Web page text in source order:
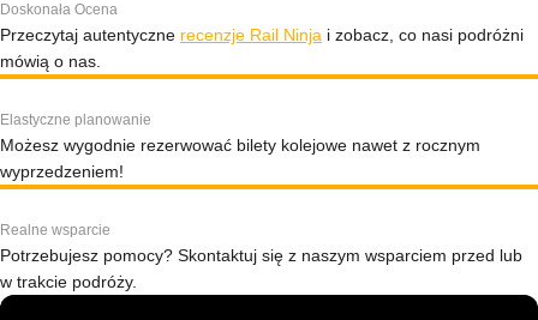
Doskonała Ocena
Przeczytaj autentyczne recenzje Rail Ninja i zobacz, co nasi podróżni
mówią o nas.
Elastyczne planowanie
Możesz wygodnie rezerwować bilety kolejowe nawet z rocznym
wyprzedzeniem!
Realne wsparcie
Potrzebujesz pomocy? Skontaktuj się z naszym wsparciem przed lub
w trakcie podróży.